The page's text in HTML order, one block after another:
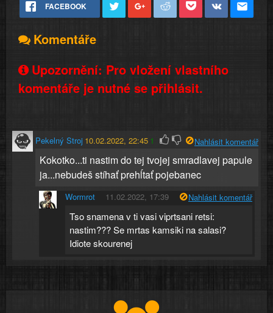
FACEBOOK
Komentáře
Upozornění: Pro vložení vlastního
komentáře je nutné se přihlásit.
Pekelný Stroj 10.02.2022, 22:45 1 Nahlásit komentář
Kokotko...ti nastim do tej tvojej smradlavej papule
ja...nebudeš stíhať prehĺtať pojebanec
Wormrot 11.02.2022, 17:39 Nahlásit komentář
Tso snamena v ti vasi viprtsani retsi:
nastim??? Se mrtas kamsiki na salasi?
Idiote skourenej